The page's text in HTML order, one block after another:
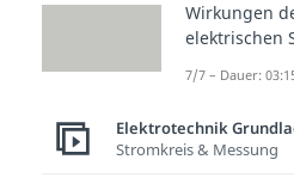
erklärt
Wirkungen
elektrischen
7/7 – Dauer:
Elektrotechnik
Stromkreis & Messung